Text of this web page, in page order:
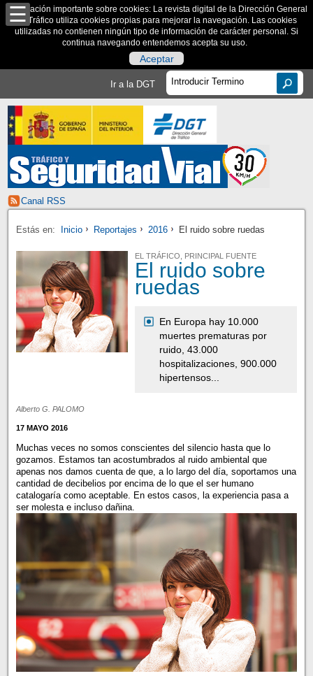
Información importante sobre cookies: La revista digital de la Dirección General
de Tráfico utiliza cookies propias para mejorar la navegación. Las cookies
utilizadas no contienen ningún tipo de información de carácter personal. Si
continua navegando entendemos acepta su uso.
Aceptar
Ir a la DGT
Canal RSS
Estás en: Inicio Reportajes 2016 El ruido sobre ruedas
EL TRÁFICO, PRINCIPAL FUENTE
El ruido sobre
ruedas
En Europa hay 10.000
muertes prematuras por
ruido, 43.000
hospitalizaciones, 900.000
hipertensos...
Alberto G. PALOMO
17 MAYO 2016
Muchas veces no somos conscientes del silencio hasta que lo
gozamos. Estamos tan acostumbrados al ruido ambiental que
apenas nos damos cuenta de que, a lo largo del día, soportamos una
cantidad de decibelios por encima de lo que el ser humano
catalogaría como aceptable. En estos casos, la experiencia pasa a
ser molesta e incluso dañina.